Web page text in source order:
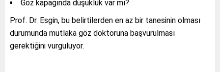
Göz kapağında düşüklük var mı?
Prof. Dr. Esgin, bu belirtilerden en az bir tanesinin olması
durumunda mutlaka göz doktoruna başvurulması
gerektiğini vurguluyor.